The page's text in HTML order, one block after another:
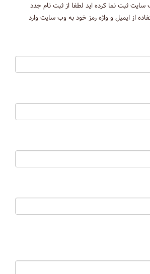
سایت ثبت نما کرده اید لطفا از ثبت نام جدد
از ایمیل و واژه رمز خود به وب سایت وارد